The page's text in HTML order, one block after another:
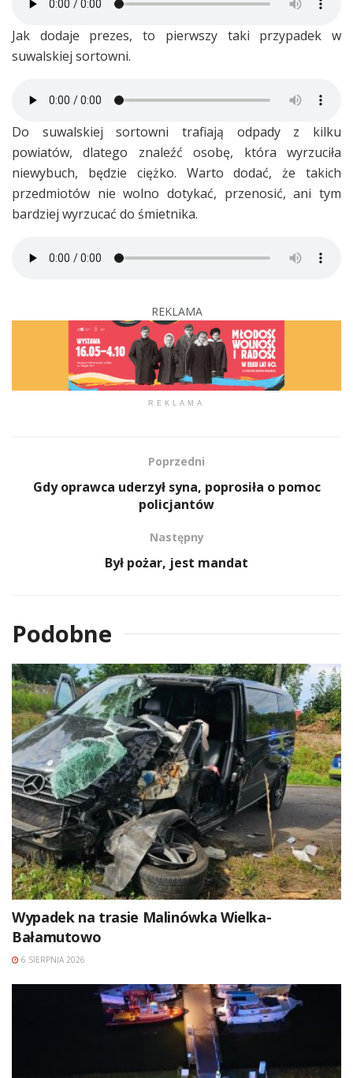
Jak dodaje prezes, to pierwszy taki przypadek w
suwalskiej sortowni.
Do suwalskiej sortowni trafiają odpady z kilku
powiatów, dlatego znaleźć osobę, która wyrzuciła
niewybuch, będzie ciężko. Warto dodać, że takich
przedmiotów nie wolno dotykać, przenosić, ani tym
bardziej wyrzucać do śmietnika.
REKLAMA
REKLAMA
Poprzedni
Gdy oprawca uderzył syna, poprosiła o pomoc
policjantów
Następny
Był pożar, jest mandat
Podobne
Wypadek na trasie Malinówka Wielka-
Bałamutowo
6 SIERPNIA 2026